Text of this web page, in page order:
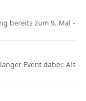
bereits zum 9. Mal -
Event dabei: Als